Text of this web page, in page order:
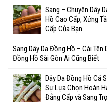
Sang – Chuyên Dây
Hồ Cao Cấp, Xứng
Cấp Của Bạn
Sang Dây Da Đồng Hồ – Cái Tên
Đồng Hồ Sài Gòn Ai Cũng Biết
Dây Da Đồng Hồ Cá
Sự Lựa Chọn Hoàn
Đẳng Cấp và Sang